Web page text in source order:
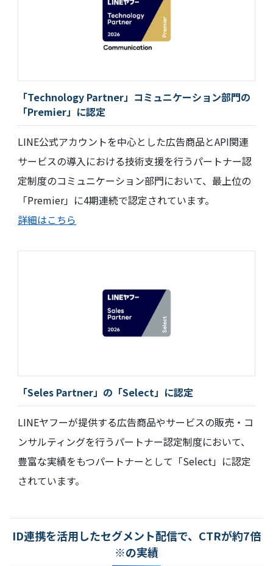
「Technology Partner」コミュニケーション部門の
「Premier」に認定
LINE公式アカウントを中心とした広告商品とAPI関連
サービスの導入における技術支援を行うパートナー認
定制度のコミュニケーション部門において、最上位の
「Premier」に4期連続で認定されています。
詳細はこちら
「Seles Partner」の「Select」に認定
LINEヤフーが提供する広告商品やサービスの販売・コ
ンサルティングを行うパートナー認定制度において、
豊富な実績をもつパートナーとして「Select」に認定
されています。
ID連携を活用したセグメント配信で、CTRが約7倍
※の実績